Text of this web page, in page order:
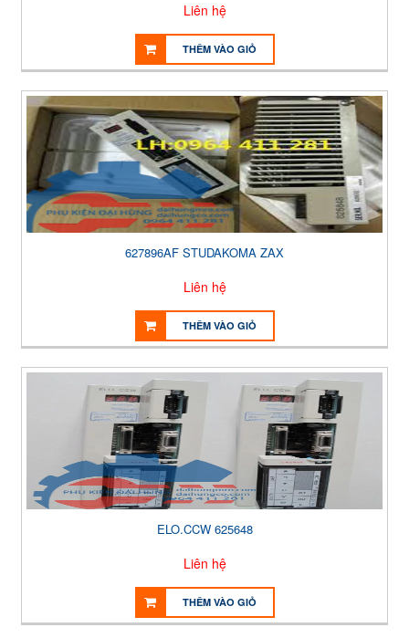
Liên hệ
THÊM VÀO GIỎ
627896AF STUDAKOMA ZAX
Liên hệ
THÊM VÀO GIỎ
ELO.CCW 625648
Liên hệ
THÊM VÀO GIỎ